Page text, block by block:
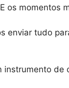
os momentos
enviar tudo
instrumento